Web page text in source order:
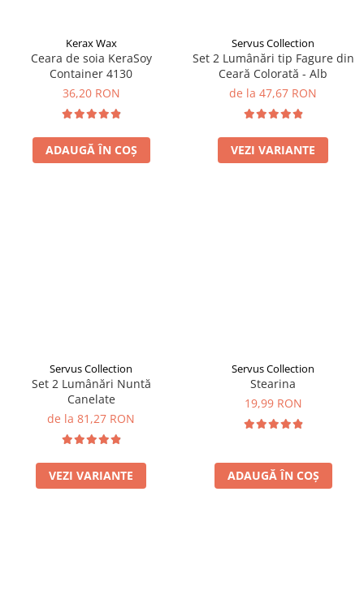
Kerax Wax
Ceara de soia KeraSoy
Container 4130
36,20 RON
ADAUGĂ ÎN COȘ
Servus Collection
Set 2 Lumânări tip Fagure din
Ceară Colorată - Alb
de la 47,67 RON
VEZI VARIANTE
Servus Collection
Set 2 Lumânări Nuntă
Canelate
de la 81,27 RON
VEZI VARIANTE
Servus Collection
Stearina
19,99 RON
ADAUGĂ ÎN COȘ